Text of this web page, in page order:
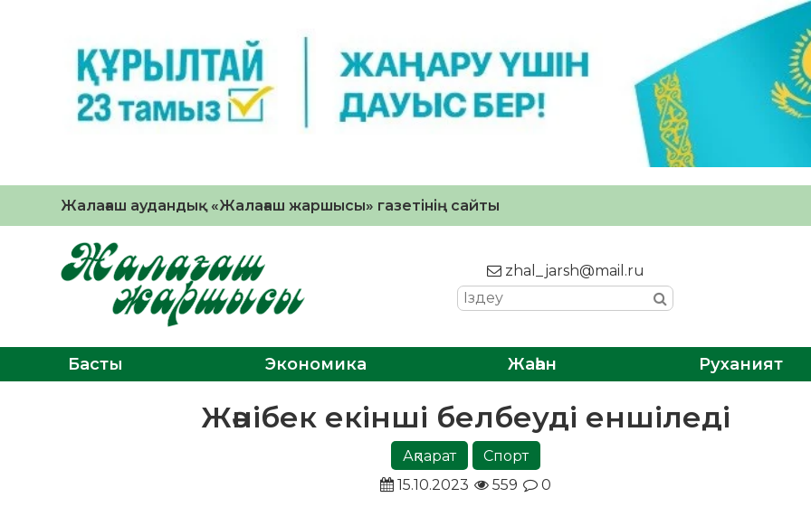
Жалағаш аудандық «Жалағаш жаршысы» газетінің сайты
zhal_jarsh@mail.ru
Басты Экономика Жаһан Руханият
Жәнібек екінші белбеуді еншіледі
Ақпарат
Спорт
15.10.2023
559 0